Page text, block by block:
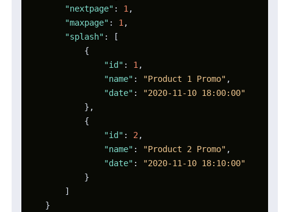
"nextpage" : 1 ,
"maxpage" : 1 ,
"splash" :
[
{
"id" : 1 ,
"name" : "Product 1 Promo" ,
"date" :
"2020-11-10 18:00:00"
} ,
{
"id" : 2,
"name" : "Product 2 Promo" ,
"date" :
"2020-11-10 18:10:00"
}
]
}